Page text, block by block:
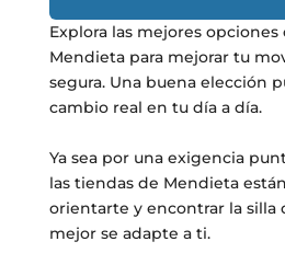
Explora las mejores
Mendieta para mejorar tu
segura. Una buena elección
cambio real en tu día a día.
Ya sea por una exigencia
las tiendas de Mendieta
orientarte y encontrar la silla
mejor se adapte a ti.